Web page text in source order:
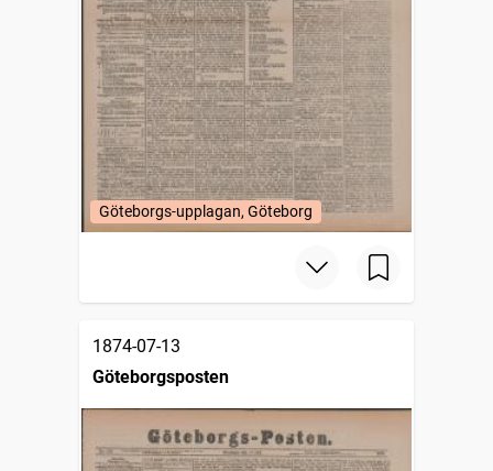
Göteborgs-upplagan, Göteborg
1874-07-13
Göteborgsposten